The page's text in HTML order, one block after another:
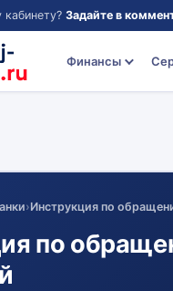
кабинету? Задайте в
Финансы
›Инструкция по
по